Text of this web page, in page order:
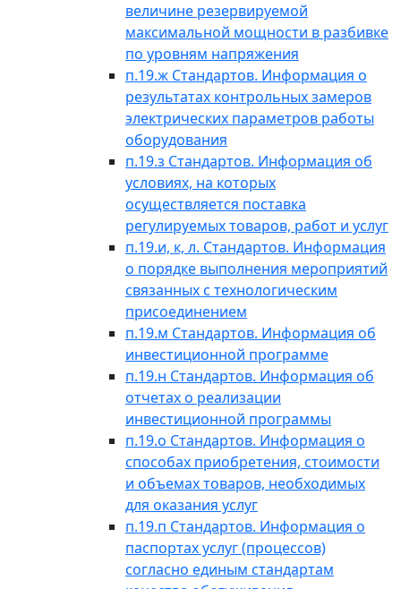
величине резервируемой
максимальной мощности в разбивке
по уровням напряжения
п.19.ж Стандартов. Информация о
результатах контрольных замеров
электрических параметров работы
оборудования
п.19.з Стандартов. Информация об
условиях, на которых
осуществляется поставка
регулируемых товаров, работ и услуг
п.19.и, к, л. Стандартов. Информация
о порядке выполнения мероприятий
связанных с технологическим
присоединением
п.19.м Стандартов. Информация об
инвестиционной программе
п.19.н Стандартов. Информация об
отчетах о реализации
инвестиционной программы
п.19.о Стандартов. Информация о
способах приобретения, стоимости
и объемах товаров, необходимых
для оказания услуг
п.19.п Стандартов. Информация о
паспортах услуг (процессов)
согласно единым стандартам